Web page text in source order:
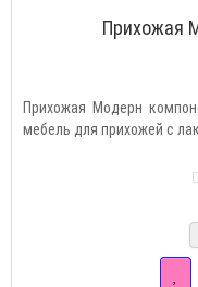
Прихожая
Прихожая Модерн
мебель для прихожей с